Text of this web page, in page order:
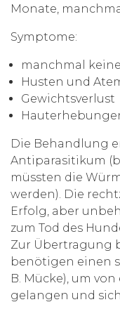
Monate,
Symptome:
manchmal keine
Husten und
Gewichtsverlust
Die Behandlung
Antiparasitikum
müssten die
werden). Die
Erfolg, aber
zum Tod des
Zur Übertragung
benötigen einen
B. Mücke), um
gelangen und